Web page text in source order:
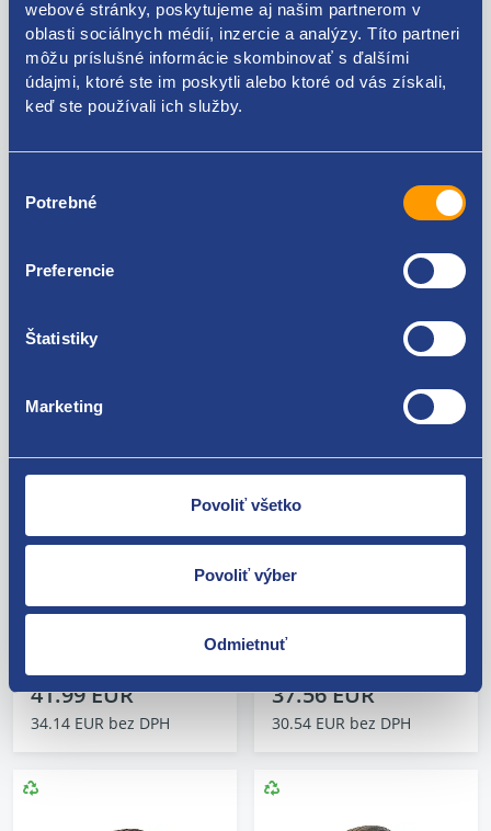
webové stránky, poskytujeme aj našim partnerom v
oblasti sociálnych médií, inzercie a analýzy. Títo partneri
môžu príslušné informácie skombinovať s ďalšími
údajmi, ktoré ste im poskytli alebo ktoré od vás získali,
keď ste používali ich služby.
súhlasu
Potrebné
Preferencie
Štatistiky
Marketing
Povoliť všetko
Povoliť výber
Odmietnuť
skladom 1 ks
44.19 EUR
35.93 EUR bez DPH
skladom 1 ks
41.99 EUR
Súprava dvoch
Navigator 3 (6,5 mm)
rok 2024
Výrobca: DEBICA
41.99 EUR
34.14 EUR bez DPH
Sada 2 pneumatik
2024
Kód: 121799
Stav dielu: použitý diel
37.56 EUR
30.54 EUR bez DPH